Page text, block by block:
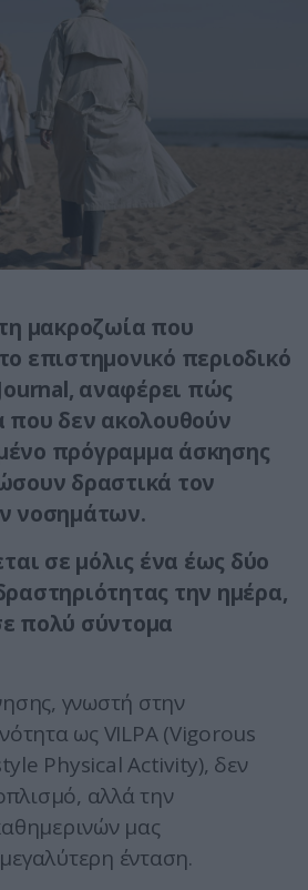
μακροζωία που
επιστημονικό περιοδικό
αναφέρει πώς
που δεν ακολουθούν
πρόγραμμα άσκησης
δραστικά τον
νοσημάτων.
σε μόλις ένα έως δύο
την ημέρα,
πολύ σύντομα
γνωστή στην
ως VILPA (Vigorous
Physical Activity), δεν
αλλά την
μας
ένταση.